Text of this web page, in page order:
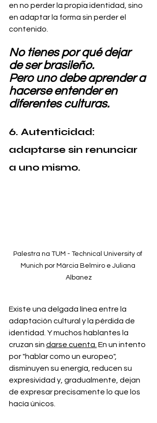
en no perder la propia identidad, sino
en adaptar la forma sin perder el
contenido.
No tienes por qué dejar
de ser brasileño.
Pero uno debe aprender a
hacerse entender en
diferentes culturas.
6. Autenticidad:
adaptarse sin renunciar
a uno mismo.
Palestra na TUM - Technical University of
Munich por Márcia Belmiro e Juliana
Albanez
Existe una delgada línea entre la
adaptación cultural y la pérdida de
identidad. Y muchos hablantes la
cruzan sin darse cuenta. En un intento
por "hablar como un europeo",
disminuyen su energía, reducen su
expresividad y, gradualmente, dejan
de expresar precisamente lo que los
hacía únicos.